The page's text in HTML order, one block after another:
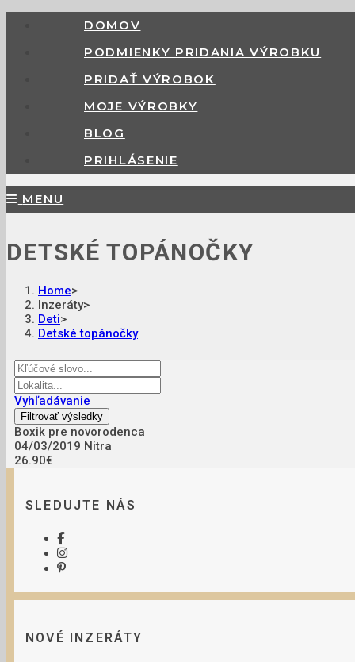
DOMOV
PODMIENKY PRIDANIA VÝROBKU
PRIDAŤ VÝROBOK
MOJE VÝROBKY
BLOG
PRIHLÁSENIE
MENU
DETSKÉ TOPÁNOČKY
Home>
Inzeráty>
Deti>
Detské topánočky
Vyhľadávanie
Boxik pre novorodenca
04/03/2019 Nitra
26.90€
SLEDUJTE NÁS
NOVÉ INZERÁTY